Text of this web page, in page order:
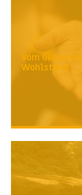
Vom Geben
Wohlstand